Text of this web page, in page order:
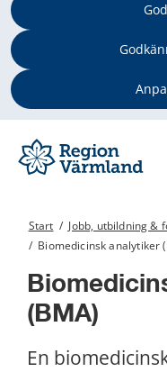
Start / Jobb, utbildning &
/ Biomedicinsk analytiker
(BMA)
En